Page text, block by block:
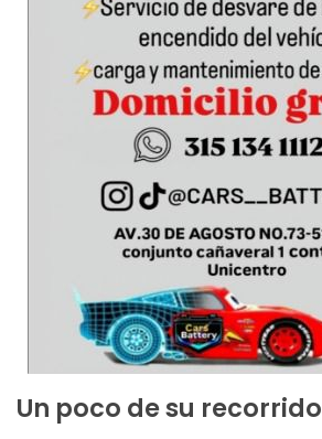
Un poco de su recorrido